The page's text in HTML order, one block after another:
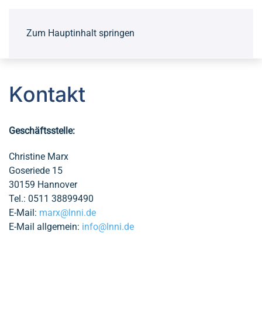
Zum Hauptinhalt springen
Kontakt
Geschäftsstelle:
Christine Marx
Goseriede 15
30159 Hannover
Tel.: 0511 38899490
E-Mail: marx@lnni.de
E-Mail allgemein: info@lnni.de